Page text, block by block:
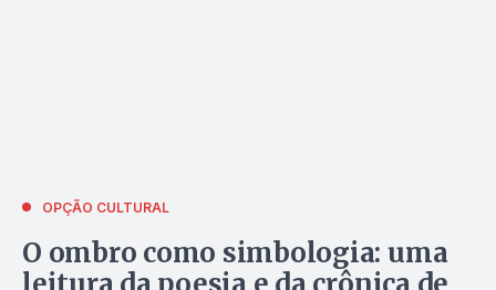
OPÇÃO CULTURAL
O ombro como simbologia: uma